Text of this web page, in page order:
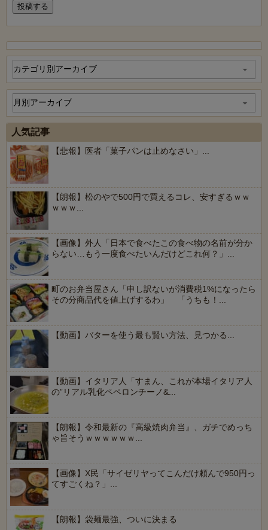
人気記事
【悲報】医者「菓子パンは止めなさい」...
【朗報】松のやで500円で買えるコレ、安すぎるｗｗ
ｗｗｗ...
【画像】外人「日本で食べたこの食べ物の名前が分か
らない…もう一度食べたいんだけどこれ何？」...
町のお弁当屋さん「申し訳ないが消費税1%になったら
その分商品代を値上げするわ」 「うちも！...
【動画】バターを使う最も賢い方法、見つかる...
【動画】イタリア人「すまん、これが本場イタリア人
の”リアル乳化ペペロンチーノ&...
【朗報】令和最新の『高級焼肉弁当』、ガチでめっち
ゃ旨そうｗｗｗｗｗｗ...
【画像】X民「サイゼリヤってこんだけ頼んで950円っ
てすごくね？」...
【朗報】袋麺最強、ついに決まる